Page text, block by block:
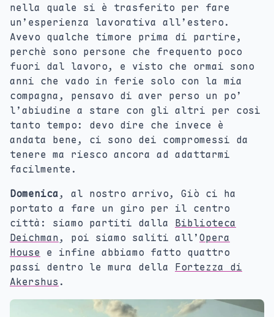
nella quale si è trasferito per fare
un’esperienza lavorativa all’estero.
Avevo qualche timore prima di partire,
perchè sono persone che frequento poco
fuori dal lavoro, e visto che ormai sono
anni che vado in ferie solo con la mia
compagna, pensavo di aver perso un po’
l’abiudine a stare con gli altri per così
tanto tempo: devo dire che invece è
andata bene, ci sono dei compromessi da
tenere ma riesco ancora ad adattarmi
facilmente.
Domenica, al nostro arrivo, Giò ci ha
portato a fare un giro per il centro
città: siamo partiti dalla Biblioteca
Deichman, poi siamo saliti all’Opera
House e infine abbiamo fatto quattro
passi dentro le mura della Fortezza di
Akershus .